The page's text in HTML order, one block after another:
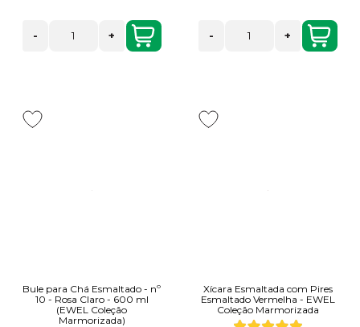
- + - +
Bule para Chá Esmaltado - nº
10 - Rosa Claro - 600 ml
(EWEL Coleção
Marmorizada)
Xícara Esmaltada com Pires
Esmaltado Vermelha - EWEL
Coleção Marmorizada